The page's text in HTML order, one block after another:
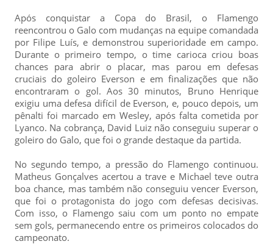
Após conquistar a Copa do Brasil, o Flamengo
reencontrou o Galo com mudanças na equipe comandada
por Filipe Luís, e demonstrou superioridade em campo.
Durante o primeiro tempo, o time carioca criou boas
chances para abrir o placar, mas parou em defesas
cruciais do goleiro Everson e em finalizações que não
encontraram o gol. Aos 30 minutos, Bruno Henrique
exigiu uma defesa difícil de Everson, e, pouco depois, um
pênalti foi marcado em Wesley, após falta cometida por
Lyanco. Na cobrança, David Luiz não conseguiu superar o
goleiro do Galo, que foi o grande destaque da partida.
No segundo tempo, a pressão do Flamengo continuou.
Matheus Gonçalves acertou a trave e Michael teve outra
boa chance, mas também não conseguiu vencer Everson,
que foi o protagonista do jogo com defesas decisivas.
Com isso, o Flamengo saiu com um ponto no empate
sem gols, permanecendo entre os primeiros colocados do
campeonato.